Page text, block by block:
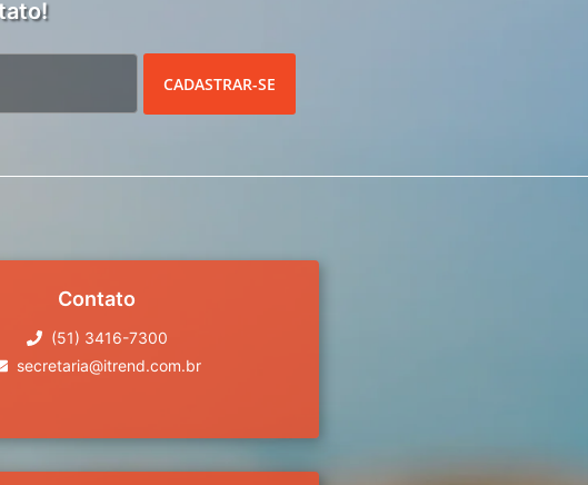
CADASTRAR-SE
Contato
(51) 3416-7300
secretaria@itrend.com.br